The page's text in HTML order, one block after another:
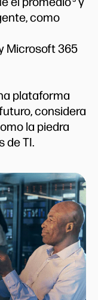
como
Microsoft 365
plataforma
considera
la piedra
de TI.